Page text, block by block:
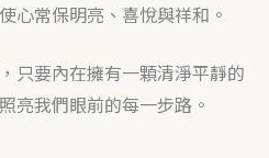
使心常保明亮、喜悅與祥和。
只要內在擁有一顆清淨平靜的
亮我們眼前的每一步路。